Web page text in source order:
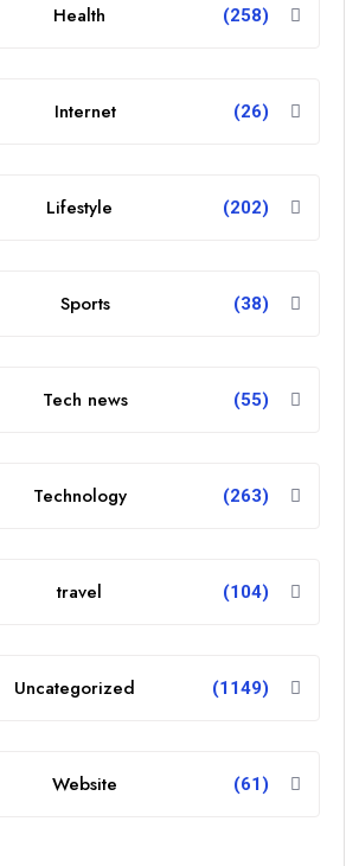
Health (258)
Internet (26)
Lifestyle (202)
Sports (38)
Tech news (55)
Technology (263)
travel (104)
Uncategorized (1149)
Website (61)